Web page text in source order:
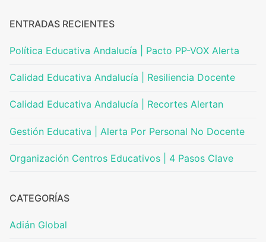
ENTRADAS RECIENTES
Política Educativa Andalucía | Pacto PP-VOX Alerta
Calidad Educativa Andalucía | Resiliencia Docente
Calidad Educativa Andalucía | Recortes Alertan
Gestión Educativa | Alerta Por Personal No Docente
Organización Centros Educativos | 4 Pasos Clave
CATEGORÍAS
Adián Global